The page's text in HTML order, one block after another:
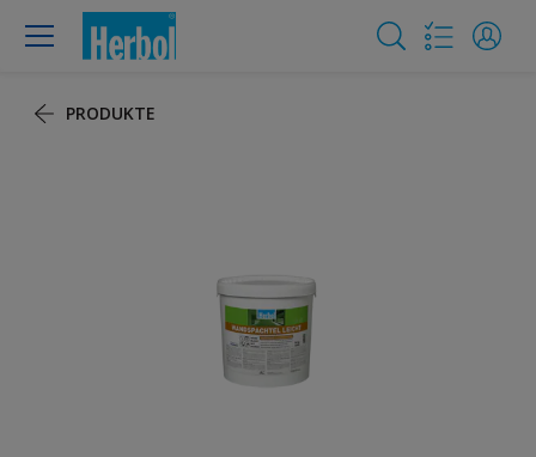
PRODUKTE